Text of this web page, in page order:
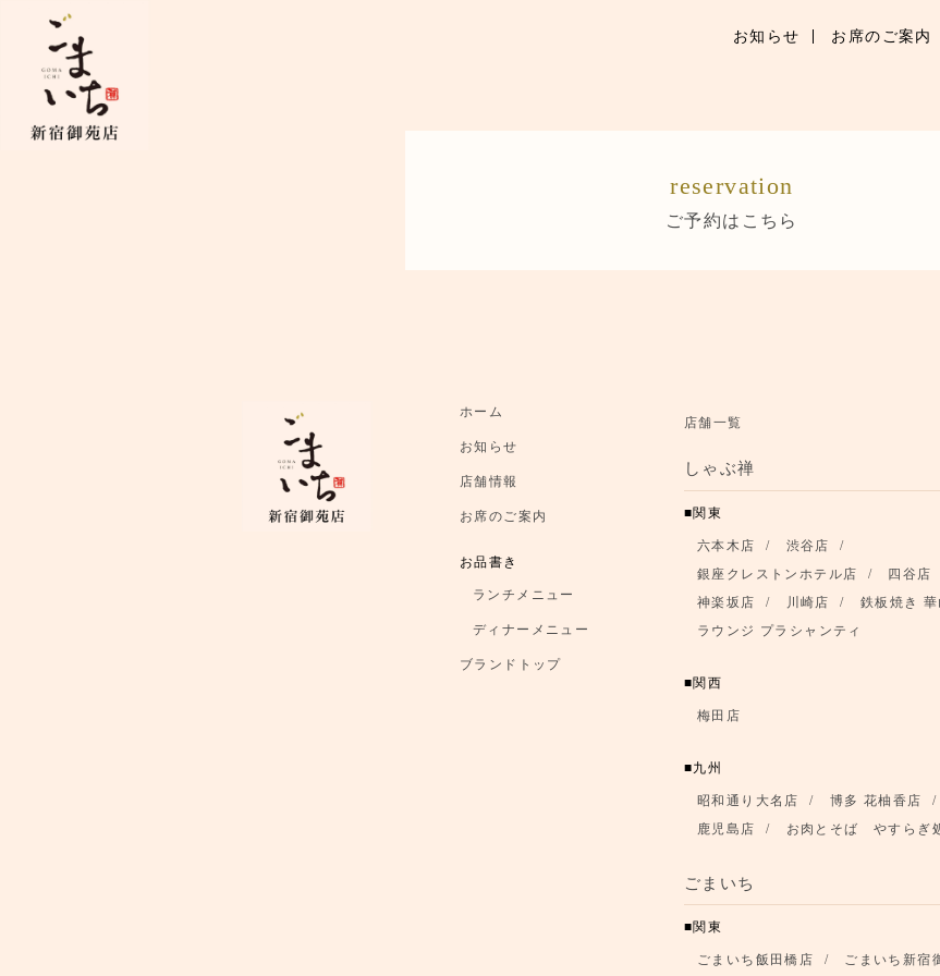
お知らせ お席のご案内
reservation
ご予約はこちら
ホーム
お知らせ
店舗情報
お席のご案内
お品書き
ランチメニュー
ディナーメニュー
ブランドトップ
店舗一覧
しゃぶ禅
関東
六本木店
渋谷店
銀座クレストンホテル店
四谷店
神楽坂店
川崎店
鉄板焼き 華
ラウンジ プラシャンティ
関西
梅田店
九州
昭和通り大名店 博多 花柚香店
鹿児島店
お肉とそば やすらぎ
ごまいち
関東
ごまいち飯田橋店 ごまいち新宿